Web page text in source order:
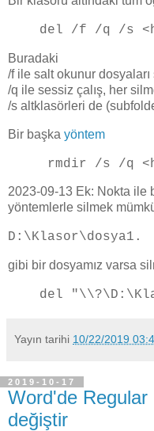
del /f /q /s
Buradaki
/f ile salt okunur
/q ile sessiz çalış, her
/s altklasörleri de
Bir başka yöntem
rmdir /s /q
2023-09-13 Ek: Nokta ile
yöntemlerle silmek
D:\Klasor\dosya1.
gibi bir dosyamız varsa
del
Yayın tarihi 10/22/2019
2019-10-17
Word'de
değiştir